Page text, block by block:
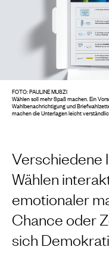
Verschiedene
Wählen
emotionaler
Chance oder
sich
FOTO: PAULINE MUSZI
Wählen soll mehr Spaß machen. Ein
Wahlbenachrichtigung und
machen die Unterlagen leicht